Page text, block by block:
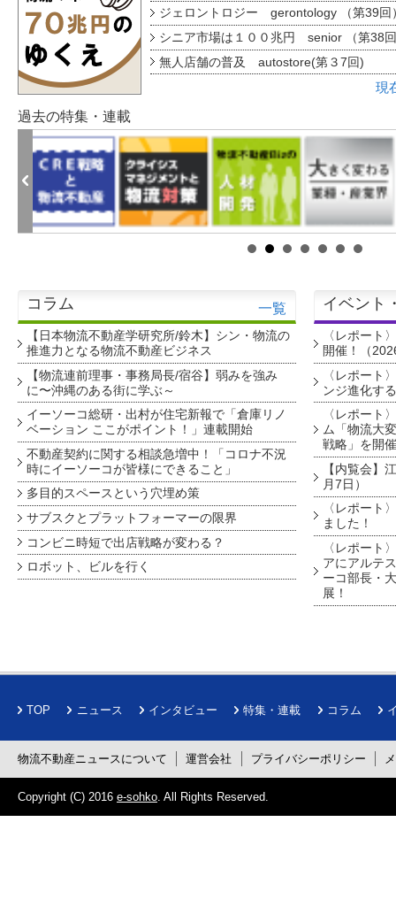
ジェロントロジー gerontology （第39回
シニア市場は１００兆円 senior （第38
無人店舗の普及 autostore(第３7回)
現
過去の特集・連載
コラム 一覧
【日本物流不動産学研究所/鈴木】シン・物流の
推進力となる物流不動産ビジネス
【物流連前理事・事務局長/宿谷】弱みを強み
に〜沖縄のある街に学ぶ～
イーソーコ総研・出村が住宅新報で「倉庫リノ
ベーション ここがポイント！」連載開始
不動産契約に関する相談急増中！「コロナ不況
時にイーソーコが皆様にできること」
多目的スペースという穴埋め策
サブスクとプラットフォーマーの限界
コンビニ時短で出店戦略が変わる？
ロボット、ビルを行く
イベント
〈レポート
開催！（
〈レポート
ンジ進化す
〈レポート
ム「物流大
戦略」を開
【内覧会】
月7日）
〈レポート
ました！
〈レポート
アにアルテ
ーコ部長・
展！
TOP ニュース インタビュー 特集・連載 コラム
物流不動産ニュースについて 運営会社 プライバシーポリシー
Copyright (C) 2016 e-sohko. All Rights Reserved.